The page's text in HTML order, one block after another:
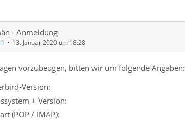
- Anmeldung
13. Januar 2020 um 18:28
vorzubeugen, bitten wir um folgende Angaben:
Version:
+ Version:
(POP / IMAP):